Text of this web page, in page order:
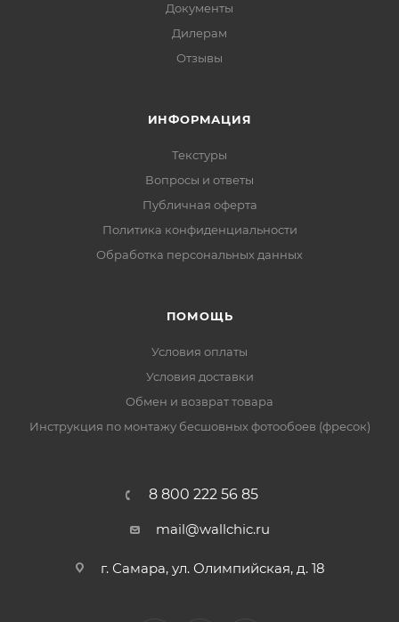
Документы
Дилерам
Отзывы
ИНФОРМАЦИЯ
Текстуры
Вопросы и ответы
Публичная оферта
Политика конфиденциальности
Обработка персональных данных
ПОМОЩЬ
Условия оплаты
Условия доставки
Обмен и возврат товара
Инструкция по монтажу бесшовных фотообоев (фресок)
8 800 222 56 85
mail@wallchic.ru
г. Самара, ул. Олимпийская, д. 18